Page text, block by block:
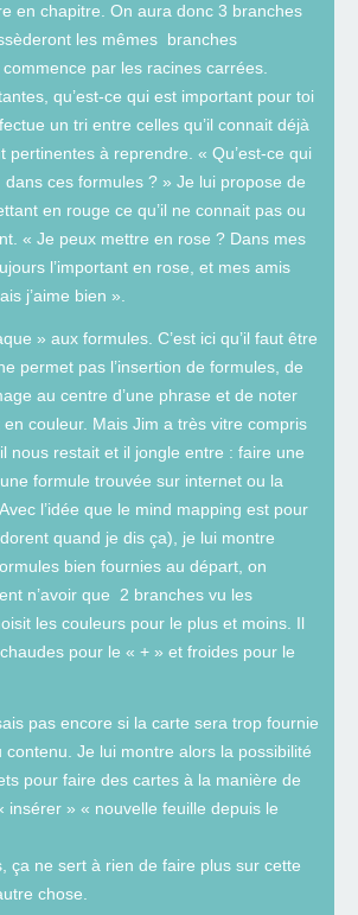
en chapitre. On aura donc 3 branches
les mêmes branches
par les racines carrées.
qu’est-ce qui est important pour toi
un tri entre celles qu’il connait déjà
pertinentes à reprendre. « Qu’est-ce qui
ces formules ? » Je lui propose de
en rouge ce qu’il ne connait pas ou
« Je peux mettre en rose ? Dans mes
l’important en rose, et mes amis
j’aime bien ».
» aux formules. C’est ici qu’il faut être
permet pas l’insertion de formules, de
au centre d’une phrase et de noter
couleur. Mais Jim a très vitre compris
nous restait et il jongle entre : faire une
formule trouvée sur internet ou la
l’idée que le mind mapping est pour
quand je dis ça), je lui montre
bien fournies au départ, on
n’avoir que 2 branches vu les
les couleurs pour le plus et moins. Il
pour le « + » et froides pour le
pas encore si la carte sera trop fournie
contenu. Je lui montre alors la possibilité
pour faire des cartes à la manière de
insérer » « nouvelle feuille depuis le
ça ne sert à rien de faire plus sur cette
chose.